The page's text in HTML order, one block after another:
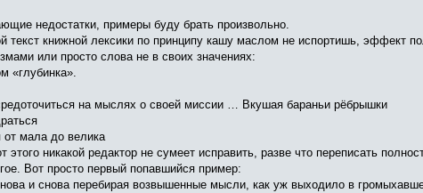
недостатки, примеры буду брать произвольно.
текст книжной лексики по принципу кашу маслом не испортишь, эффект
или просто слова не в своих значениях:
«глубинка».
на мыслях о своей миссии … Вкушая бараньи рёбрышки
от мала до велика
никакой редактор не сумеет исправить, разве что переписать
Вот просто первый попавшийся пример:
и снова перебирая возвышенные мысли, как уж выходило в